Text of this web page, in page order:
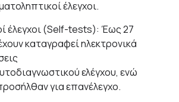
έλεγχοι.
έλεγχοι (Self-tests): Έως 27
καταγραφεί ηλεκτρονικά
ελέγχου, ενώ
για επανέλεγχο.